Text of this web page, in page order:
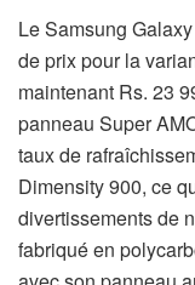
Le Samsung
de prix pour la
maintenant Rs. 23
panneau Super
taux de
Dimensity 900, ce
divertissements de
fabriqué en